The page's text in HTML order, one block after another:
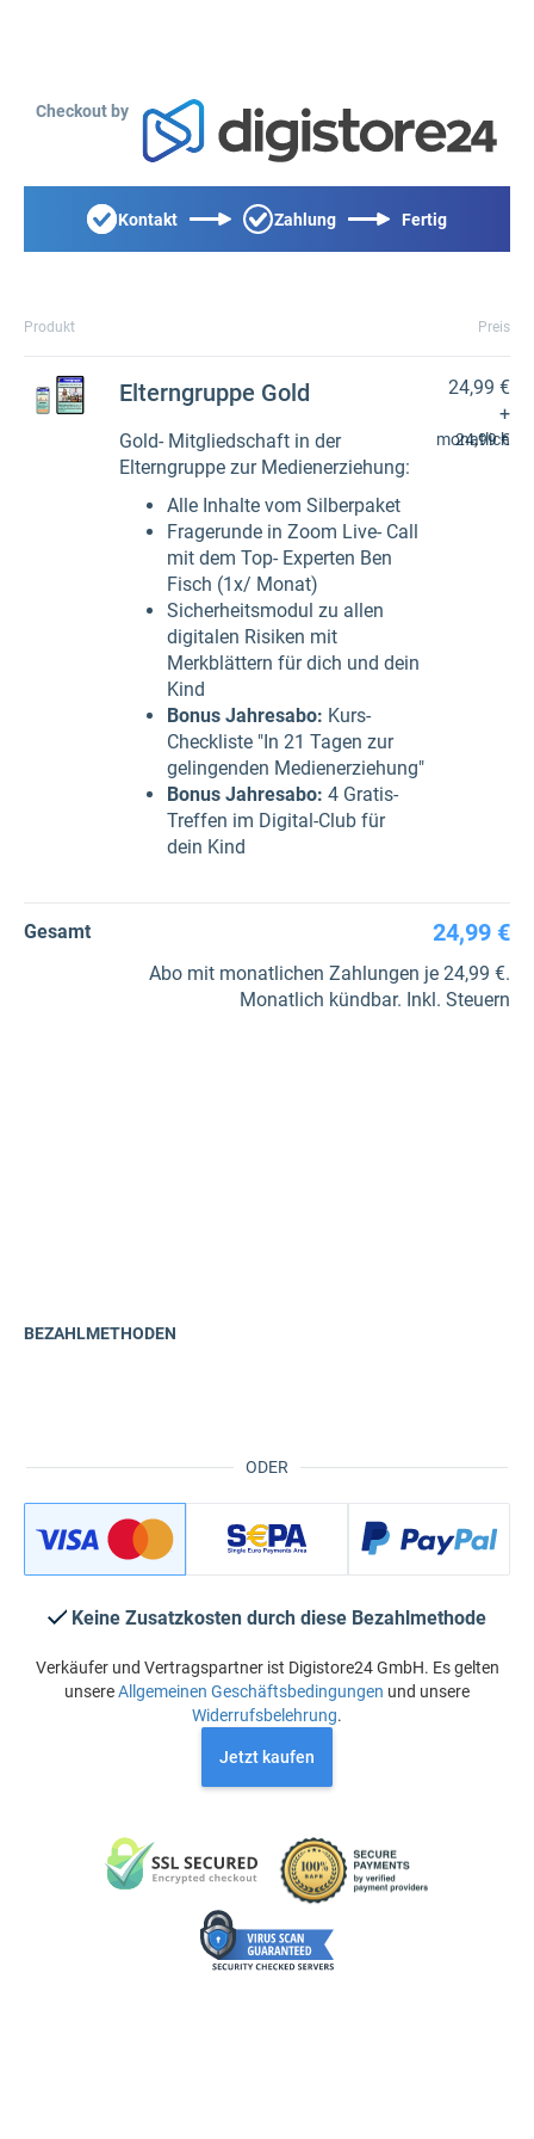
Checkout by
Kontakt Zahlung Fertig
Produkt Preis
Elterngruppe Gold
Gold- Mitgliedschaft in der
Elterngruppe zur Medienerziehung:
Alle Inhalte vom Silberpaket
Fragerunde in Zoom Live- Call
mit dem Top- Experten Ben
Fisch (1x/ Monat)
Sicherheitsmodul zu allen
digitalen Risiken mit
Merkblättern für dich und dein
Kind
Bonus Jahresabo: Kurs-
Checkliste "In 21 Tagen zur
gelingenden Medienerziehung"
Bonus Jahresabo: 4 Gratis-
Treffen im Digital-Club für
dein Kind
24,99 €
+
24,99 €
monatlich
Gesamt 24,99 €
Abo mit monatlichen Zahlungen je 24,99 €.
Monatlich kündbar. Inkl. Steuern
ODER
BEZAHLMETHODEN
Keine Zusatzkosten durch diese Bezahlmethode
Verkäufer und Vertragspartner ist Digistore24 GmbH. Es gelten
unsereAllgemeinen Geschäftsbedingungen und unsere
Widerrufsbelehrung.
Jetzt kaufen